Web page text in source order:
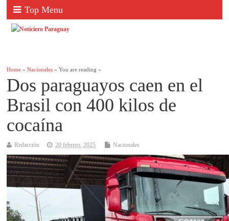
Top Menu
Home »Nacionales » You are reading »
Dos paraguayos caen en el
Brasil con 400 kilos de
cocaína
Redacción 20 febrero, 2025 Nacionales